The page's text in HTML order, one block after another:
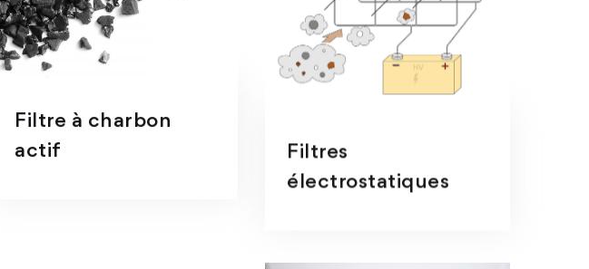
Filtre à charbon
actif
Filtres
électrostatiques